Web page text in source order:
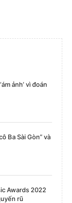
ảnh’ vì đoán
Ba Sài Gòn” và
Awards 2022
rũ